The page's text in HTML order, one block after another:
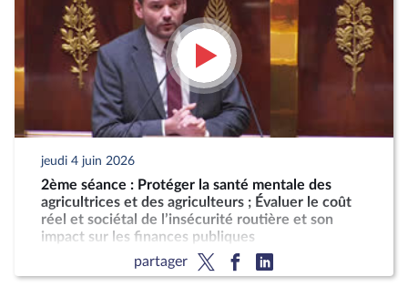
jeudi 4 juin 2026
2ème séance : Protéger la santé mentale des
agricultrices et des agriculteurs ; Évaluer le coût
réel et sociétal de l’insécurité routière et son
impact sur les finances publiques
partager